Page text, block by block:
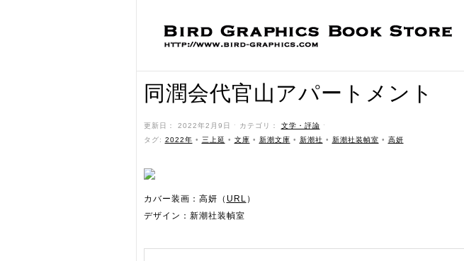
同潤会代官山アパートメント
更新日： 2022年2月9日 ˑ カテゴリ： 文学・評論 ˑ
タグ: 2022年 • 三上延 • 文庫 • 新潮文庫 • 新潮社 • 新潮社装幀室 • 高妍
カバー装画：高妍（ URL ）
デザイン：新潮社装幀室